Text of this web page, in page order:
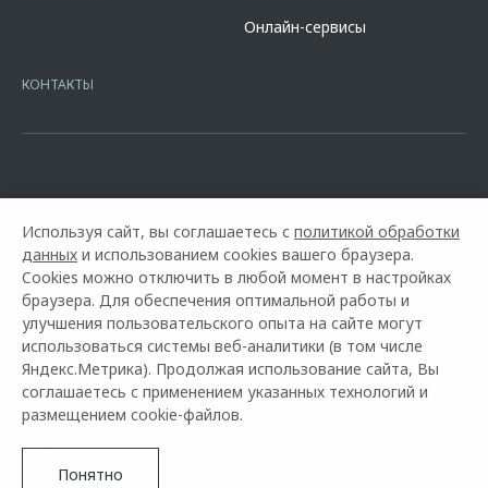
Кредит предоставляет АО Альфа-Банк. ИНН
16.01.2015. Предложение ограничено и не является публичной
Онлайн-сервисы
КОНТАКТЫ
Горячая линия OMODA: +7 (3462) 77-42-22
© 2026 Автоуниверсал
Используя сайт, вы соглашаетесь с политикой обработки
данных и использованием cookies вашего браузера.
Cookies можно отключить в любой момент в настройках
браузера. Для обеспечения оптимальной работы и
улучшения пользовательского опыта на сайте могут
использоваться системы веб-аналитики (в том числе
Яндекс.Метрика). Продолжая использование сайта, Вы
соглашаетесь с применением указанных технологий и
размещением cookie-файлов.
Понятно